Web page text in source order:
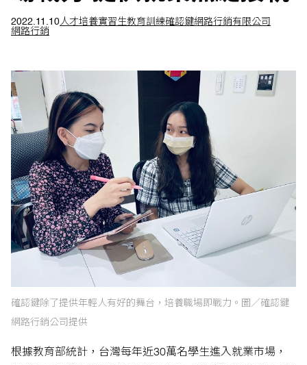
2022.11.10人才培養實習生教育訓練確認鍵網路行銷有限公司
網路行銷
確認鍵除了提供年輕人有好的舞台，培養職場即戰力。圖／確認鍵
網路行銷公司提供
根據教育部統計，台灣每年近30萬名學生進入就業市場，